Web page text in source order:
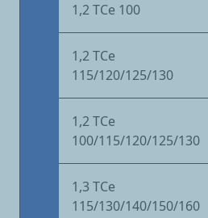
1,2 TCe 100
1,2 TCe
115/120/125/130
1,2 TCe
100/115/120/125/130
1,3 TCe
115/130/140/150/160